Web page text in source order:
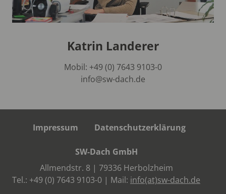
Katrin Landerer
Mobil: +49 (0) 7643 9103-0
info@sw-dach.de
Impressum Datenschutzerklärung
SW-Dach GmbH
Allmendstr. 8 | 79336 Herbolzheim
Tel.: +49 (0) 7643 9103-0 | Mail: info(at)sw-dach.de